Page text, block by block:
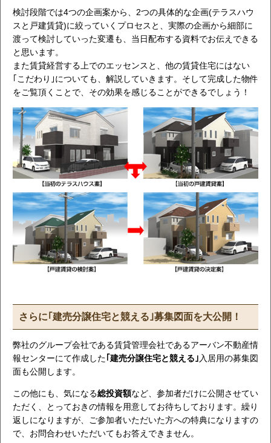
検討段階では4つの企画案から、2つの具体的な企画(テラスハウ
スと戸建賃貸)に絞っていくプロセスと、実際の企画から細部に
渡って検討していった変遷も、当日配布する資料でお伝えできる
と思います。
また賃貸経営する上でのエッセンスと、他の賃貸住宅にはない
｢こだわり｣についても、解説していきます。そして完成した物件
をご覧頂くことで、その効果を感じることができるでしょう！
さらに｢建売分譲住宅と競える｣募集図面を大公開！
弊社のグループ会社である賃貸管理会社であるアーバン不動産情
報センターにて作成した｢建売分譲住宅と競える｣入居用の募集図
面も公開します。
この他にも、気になる総投資額など、参加者だけに公開させてい
ただく、とっておきの情報を用意してお待ちしております。繰り
返しになりますが、ご参加者いただいた方への特典になりますの
で、お問合わせいただいてもお答えできません。